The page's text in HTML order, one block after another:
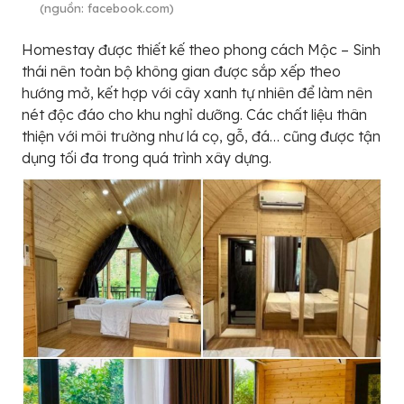
(nguồn: facebook.com)
Homestay được thiết kế theo phong cách Mộc – Sinh
thái nên toàn bộ không gian được sắp xếp theo
hướng mở, kết hợp với cây xanh tự nhiên để làm nên
nét độc đáo cho khu nghỉ dưỡng. Các chất liệu thân
thiện với môi trường như lá cọ, gỗ, đá… cũng được tận
dụng tối đa trong quá trình xây dựng.